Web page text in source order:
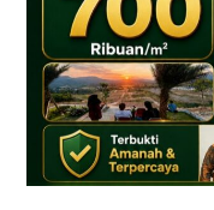
700
Ribuan
Puncak
Dekat